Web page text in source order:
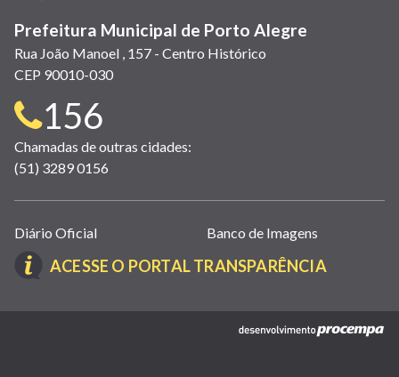
Prefeitura Municipal de Porto Alegre
Rua João Manoel , 157 - Centro Histórico
CEP 90010-030
Telefone
para
contato:
156
Chamadas de outras cidades:
(51) 3289 0156
Links
úteis
(abrem
nova
Diário Oficial Banco de Imagens
ACESSE O PORTAL TRANSPARÊNCIA(LINK
EM
NOVA